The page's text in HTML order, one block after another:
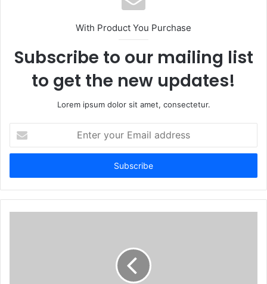
i
e
With Product You Purchase
Subscribe to our mailing list
to get the new updates!
Lorem ipsum dolor sit amet, consectetur.
t
r
y